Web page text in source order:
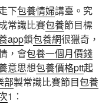
下包養情婦講臺。究
常識比賽包養節目標
app鎖包養網很獵奇，
，會包養一個月價錢
意思想包養價格ptt起
部製常識比賽節目包養
1：